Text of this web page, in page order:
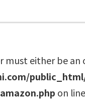
must either be
on